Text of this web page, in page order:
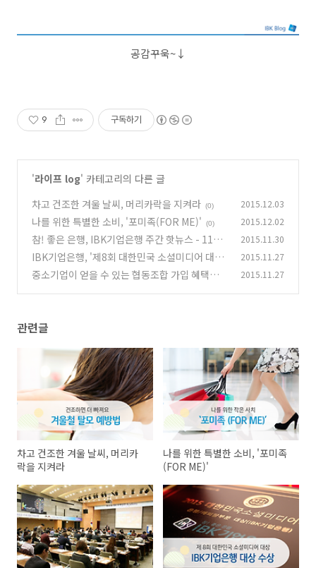
공감꾸욱~↓
9 구독하기
'라이프 log' 카테고리의 다른 글
차고 건조한 겨울 날씨, 머리카락을 지켜라 (0) 2015.12.03
나를 위한 특별한 소비, '포미족(FOR ME)' (0) 2015.12.02
참! 좋은 은행, IBK기업은행 주간 핫뉴스 - 11월
4주 (0)
2015.11.30
IBK기업은행, '제8회 대한민국 소셜미디어 대상'
은행/캐피탈 부문 대상 (0)
2015.11.27
중소기업이 얻을 수 있는 협동조합 가입 혜택과
2015.11.27
관련글
차고 건조한 겨울 날씨, 머리카
락을 지켜라
나를 위한 특별한 소비, '포미족
(FOR ME)'